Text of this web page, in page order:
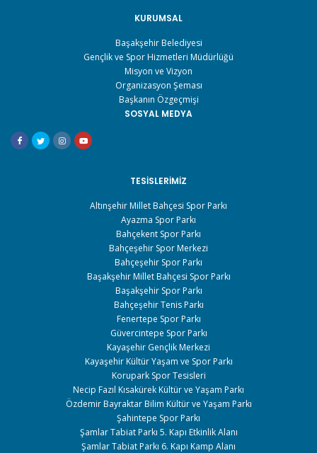
KURUMSAL
Başakşehir Belediyesi
Gençlik ve Spor Hizmetleri Müdürlüğü
Misyon ve Vizyon
Organizasyon Şeması
Başkanın Özgeçmişi
SOSYAL MEDYA
TESISLERIMIZ
Altınşehir Millet Bahçesi Spor Parkı
Ayazma Spor Parkı
Bahçekent Spor Parkı
Bahçeşehir Spor Merkezi
Bahçeşehir Spor Parkı
Başakşehir Millet Bahçesi Spor Parkı
Başakşehir Spor Parkı
Bahçeşehir Tenis Parkı
Fenertepe Spor Parkı
Güvercintepe Spor Parkı
Kayaşehir Gençlik Merkezi
Kayaşehir Kültür Yaşam ve Spor Parkı
Korupark Spor Tesisleri
Necip Fazıl Kısakürek Kültür ve Yaşam Parkı
Özdemir Bayraktar Bilim Kültür ve Yaşam Parkı
Şahintepe Spor Parkı
Şamlar Tabiat Parkı 5. Kapı Etkinlik Alanı
Şamlar Tabiat Parkı 6. Kapı Kamp Alanı